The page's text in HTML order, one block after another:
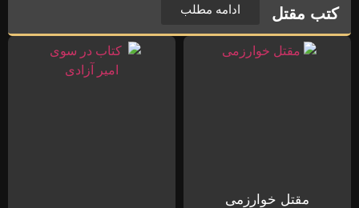
کتب مقتل ادامه مطلب
مقتل خوارزمی